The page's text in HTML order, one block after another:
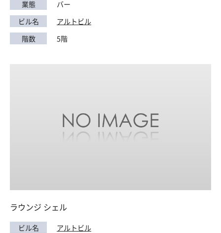
業態
バー
ビル名
アルトビル
階数
5階
ラウンジ シェル
ビル名
アルトビル